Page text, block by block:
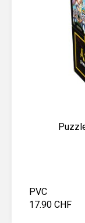
PVC
17.90 CHF